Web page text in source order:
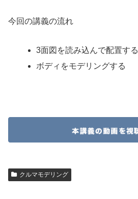
今回の講義の流れ
3面図を読み込んで配置する
ボディをモデリングする
クルマモデリング